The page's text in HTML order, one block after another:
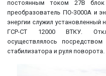
постоянным током 27В
преобразователь ПО-3000А и
энергии служил установленный
ГСР-СТ 12000 ВТКУ.
осуществлялось
стабилизатора и руля поворота.